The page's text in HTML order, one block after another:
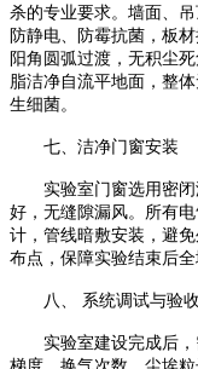
杀的专业要求。墙面、
防静电、防霉抗菌，板
阳角圆弧过渡，无积尘
脂洁净自流平地面，整
生细菌。
七、洁净门窗安装
实验室门窗选用密
好，无缝隙漏风。所有
计，管线暗敷安装，避
布点，保障实验结束后
八、 系统调试与验收
实验室建设完成后